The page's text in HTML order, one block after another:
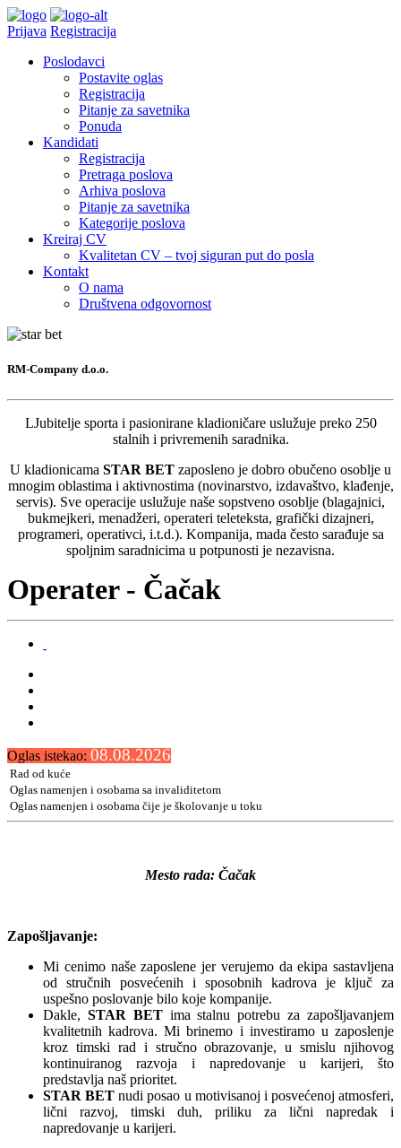
Prijava Registracija
Poslodavci
Postavite oglas
Registracija
Pitanje za savetnika
Ponuda
Kandidati
Registracija
Pretraga poslova
Arhiva poslova
Pitanje za savetnika
Kategorije poslova
Kreiraj CV
Kvalitetan CV – tvoj siguran put do posla
Kontakt
O nama
Društvena odgovornost
RM-Company d.o.o.
LJubitelje sporta i pasionirane kladioničare uslužuje preko 250
stalnih i privremenih saradnika.
U kladionicama STAR BET zaposleno je dobro obučeno osoblje u
mnogim oblastima i aktivnostima (novinarstvo, izdavaštvo, klađenje,
servis). Sve operacije uslužuje naše sopstveno osoblje (blagajnici,
bukmejkeri, menadžeri, operateri teleteksta, grafički dizajneri,
programeri, operativci, i.t.d.). Kompanija, mada često sarađuje sa
spoljnim saradnicima u potpunosti je nezavisna.
Operater - Čačak
Oglas istekao: 08.08.2026
Rad od kuće
Oglas namenjen i osobama sa invaliditetom
Oglas namenjen i osobama čije je školovanje u toku
Mesto rada: Čačak
Zapošljavanje:
Mi cenimo naše zaposlene jer verujemo da ekipa sastavljena
od stručnih posvećenih i sposobnih kadrova je ključ za
uspešno poslovanje bilo koje kompanije.
Dakle, STAR BETima stalnu potrebu za zapošljavanjem
kvalitetnih kadrova. Mi brinemo i investiramo u zaposlenje
kroz timski rad i stručno obrazovanje, u smislu njihovog
kontinuiranog razvoja i napredovanje u karijeri, što
predstavlja naš prioritet.
STAR BET nudi posao u motivisanoj i posvećenoj atmosferi,
lični razvoj, timski duh, priliku za lični napredak i
napredovanje u karijeri.